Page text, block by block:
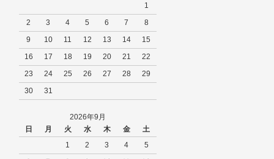
1
2
3 4 5 6 7
8
9
10 11 12 13 14
15
16
17 18 19 20 21
22
23
24 25 26 27 28
29
30
31
2026年9月
日
月 火 水 木 金
土
1
2 3 4
5